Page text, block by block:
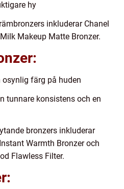
hy
inkluderar Chanel
Makeup Matte Bronzer.
osynlig färg på huden
tunnare konsistens och en
bronzers inkluderar
Warmth Bronzer och
Flawless Filter.